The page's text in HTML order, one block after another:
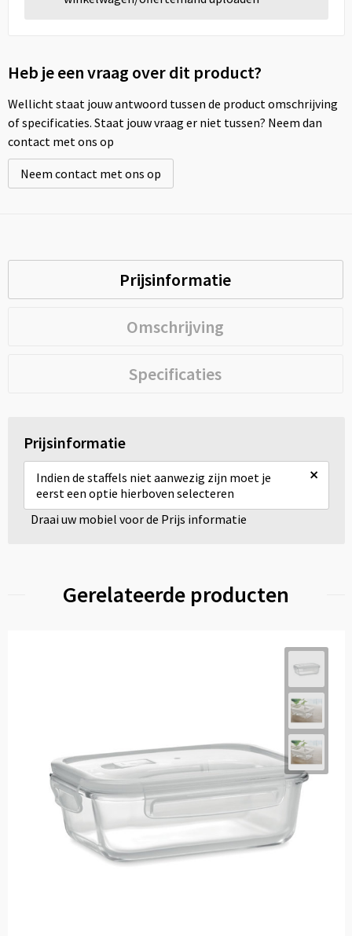
Heb je een vraag over dit product?
Wellicht staat jouw antwoord tussen de product omschrijving
of specificaties. Staat jouw vraag er niet tussen? Neem dan
contact met ons op
Neem contact met ons op
Prijsinformatie
Omschrijving
Specificaties
Prijsinformatie
Indien de staffels niet aanwezig zijn moet je
eerst een optie hierboven selecteren
×
Draai uw mobiel voor de Prijs informatie
Gerelateerde producten